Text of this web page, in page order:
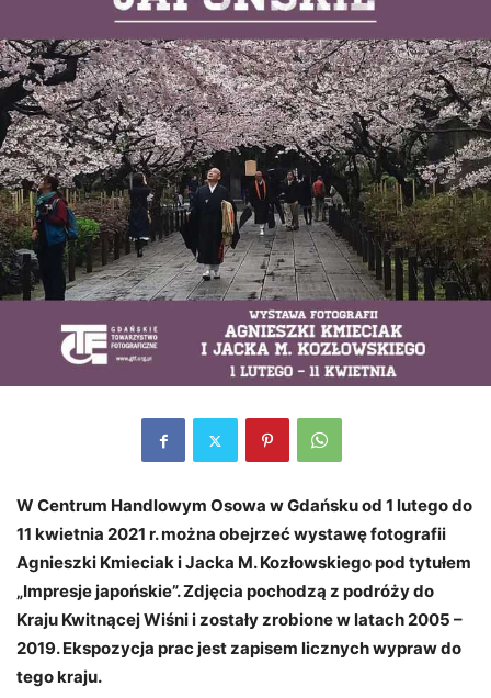
W Centrum Handlowym Osowa w Gdańsku od 1 lutego do
11 kwietnia 2021 r. można obejrzeć wystawę fotografii
Agnieszki Kmieciak i Jacka M. Kozłowskiego pod tytułem
„Impresje japońskie”. Zdjęcia pochodzą z podróży do
Kraju Kwitnącej Wiśni i zostały zrobione w latach 2005 –
2019. Ekspozycja prac jest zapisem licznych wypraw do
tego kraju.